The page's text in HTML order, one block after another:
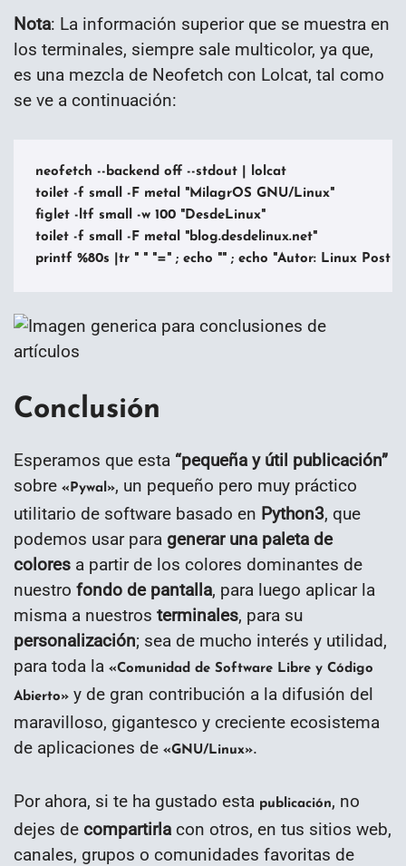
Nota: La información superior que se muestra en
los terminales, siempre sale multicolor, ya que,
es una mezcla de Neofetch con Lolcat, tal como
se ve a continuación:
neofetch --backend off --stdout | lolcat
toilet -f small -F metal "MilagrOS GNU/Linux"
figlet -ltf small -w 100 "DesdeLinux"
toilet -f small -F metal "blog.desdelinux.net"
printf %80s |tr " " "=" ; echo "" ; echo "Autor: Linux Post
Conclusión
Esperamos que esta “pequeña y útil publicación”
sobre «Pywal», un pequeño pero muy práctico
utilitario de software basado en Python3, que
podemos usar para generar una paleta de
colores a partir de los colores dominantes de
nuestro fondo de pantalla, para luego aplicar la
misma a nuestros terminales, para su
personalización; sea de mucho interés y utilidad,
para toda la «Comunidad de Software Libre y Código
Abierto» y de gran contribución a la difusión del
maravilloso, gigantesco y creciente ecosistema
de aplicaciones de «GNU/Linux».
Por ahora, si te ha gustado esta publicación, no
dejes de compartirla con otros, en tus sitios web,
canales, grupos o comunidades favoritas de